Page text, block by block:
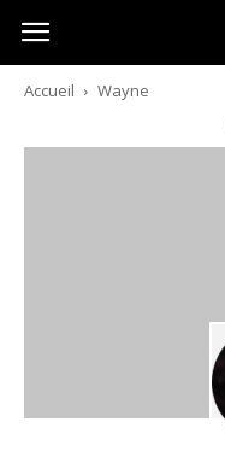
Australia-
australie.com
Accueil Wayne